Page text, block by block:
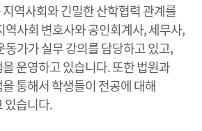
역사회와 긴밀한 산학협력 관계를
역사회 변호사와 공인회계사, 세무사,
동가가 실무 강의를 담당하고 있고,
운영하고 있습니다. 또한 법원과
통해서 학생들이 전공에 대해
있습니다.